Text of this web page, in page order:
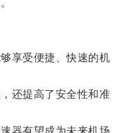
享受便捷、快速的机
还提高了安全性和准